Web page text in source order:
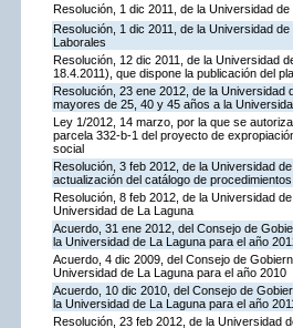
Resolución, 1 dic 2011, de la Universidad
Resolución, 1 dic 2011, de la Universidad
Laborales
Resolución, 12 dic 2011, de la Universidad
18.4.2011), que dispone la publicación del
Resolución, 23 ene 2012, de la
mayores de 25, 40 y 45 años a la
Ley 1/2012, 14 marzo, por la que se
parcela 332-b-1 del proyecto de
social
Resolución, 3 feb 2012, de la Universidad
actualización del catálogo de
Resolución, 8 feb 2012, de la Universidad
Universidad de La Laguna
Acuerdo, 31 ene 2012, del Consejo de
la Universidad de La Laguna para el año
Acuerdo, 4 dic 2009, del Consejo de
Universidad de La Laguna para el año 2010
Acuerdo, 10 dic 2010, del Consejo de
la Universidad de La Laguna para el año 2011
Resolución, 23 feb 2012, de la Universidad